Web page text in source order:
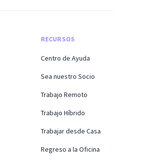
RECURSOS
Centro de Ayuda
Sea nuestro Socio
Trabajo Remoto
Trabajo Híbrido
Trabajar desde Casa
Regreso a la Oficina